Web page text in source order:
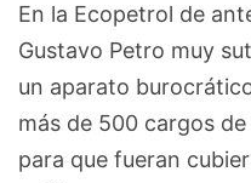
En la Ecopetrol de
Gustavo Petro muy
un aparato
más de 500 cargos
para que fueran